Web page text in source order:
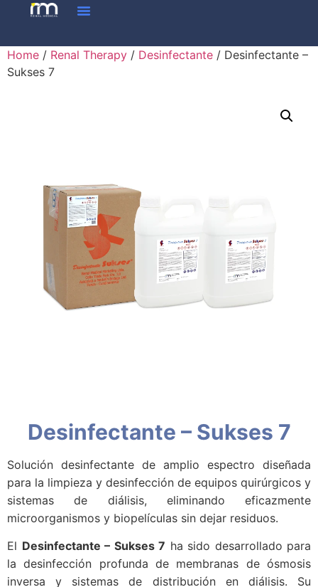
Home / Renal Therapy / Desinfectante / Desinfectante –
Sukses 7
Desinfectante – Sukses 7
Solución desinfectante de amplio espectro diseñada
para la limpieza y desinfección de equipos quirúrgicos y
sistemas de diálisis, eliminando eficazmente
microorganismos y biopelículas sin dejar residuos.
El Desinfectante – Sukses 7 ha sido desarrollado para
la desinfección profunda de membranas de ósmosis
inversa y sistemas de distribución en diálisis. Su